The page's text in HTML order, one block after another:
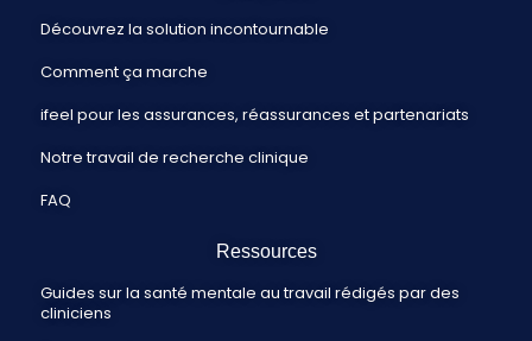
Découvrez la solution incontournable
Comment ça marche
ifeel pour les assurances, réassurances et partenariats
Notre travail de recherche clinique
FAQ
Ressources
Guides sur la santé mentale au travail rédigés par des
cliniciens